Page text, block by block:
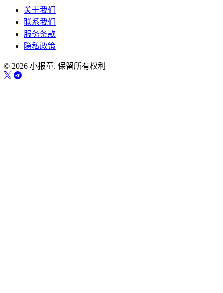
关于我们
联系我们
服务条款
隐私政策
© 2026 小报童. 保留所有权利